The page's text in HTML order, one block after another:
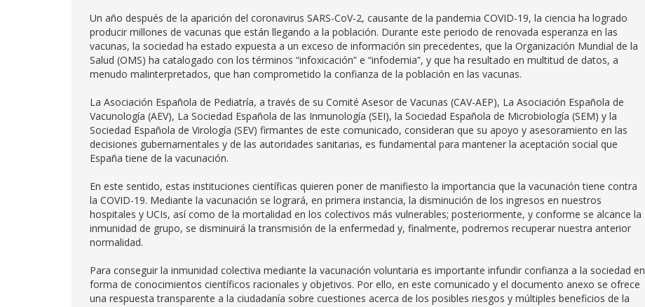
Un año después de la aparición del coronavirus SARS-CoV-2, causante de la pandemia COVID-19, la ciencia ha logrado
producir millones de vacunas que están llegando a la población. Durante este periodo de renovada esperanza en las
vacunas, la sociedad ha estado expuesta a un exceso de información sin precedentes, que la Organización Mundial de la
Salud (OMS) ha catalogado con los términos “infoxicación” e “infodemia”, y que ha resultado en multitud de datos, a
menudo malinterpretados, que han comprometido la confianza de la población en las vacunas.
La Asociación Española de Pediatría, a través de su Comité Asesor de Vacunas (CAV-AEP), La Asociación Española de
Vacunología (AEV), La Sociedad Española de las Inmunología (SEI), la Sociedad Española de Microbiología (SEM) y la
Sociedad Española de Virología (SEV) firmantes de este comunicado, consideran que su apoyo y asesoramiento en las
decisiones gubernamentales y de las autoridades sanitarias, es fundamental para mantener la aceptación social que
España tiene de la vacunación.
En este sentido, estas instituciones científicas quieren poner de manifiesto la importancia que la vacunación tiene contra
la COVID-19. Mediante la vacunación se logrará, en primera instancia, la disminución de los ingresos en nuestros
hospitales y UCIs, así como de la mortalidad en los colectivos más vulnerables; posteriormente, y conforme se alcance la
inmunidad de grupo, se disminuirá la transmisión de la enfermedad y, finalmente, podremos recuperar nuestra anterior
normalidad.
Para conseguir la inmunidad colectiva mediante la vacunación voluntaria es importante infundir confianza a la sociedad en
forma de conocimientos científicos racionales y objetivos. Por ello, en este comunicado y el documento anexo se ofrece
una respuesta transparente a la ciudadanía sobre cuestiones acerca de los posibles riesgos y múltiples beneficios de la